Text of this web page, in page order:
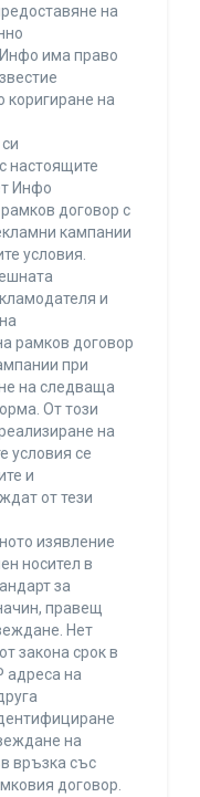
на
има право
коригиране на
настоящите
Инфо
договор с
кампании
условия.
и
рамков договор
при
на следваща
От този
на
условия се
и
от тези
изявление
носител в
за
правещ
Нет
закона срок в
адреса на
на
връзка със
договор.